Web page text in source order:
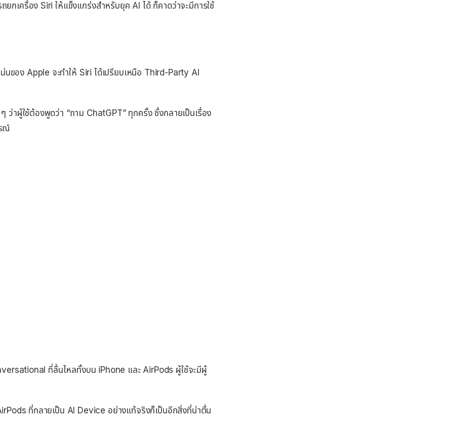
กเครื่อง Siri ให้แข็งแกร่งสำหรับยุค AI ได้ ก็คาดว่าจะมีการใช้
ของ Apple จะทำให้ Siri ได้เปรียบเหนือ Third-Party AI
ว่าผู้ใช้ต้องพูดว่า “ถาม ChatGPT” ทุกครั้ง ซึ่งกลายเป็นเรื่อง
ณ์
ที่ลื่นไหลทั้งบน iPhone และ AirPods ผู้ใช้จะมีผู้
ที่กลายเป็น AI Device อย่างแท้จริงก็เป็นอีกสิ่งที่น่าตื่น